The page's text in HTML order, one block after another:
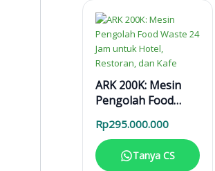
ARK 200K: Mesin
Pengolah Food
Hotel, Restoran,
dan Kafe
Rp295.000.000
Tanya CS